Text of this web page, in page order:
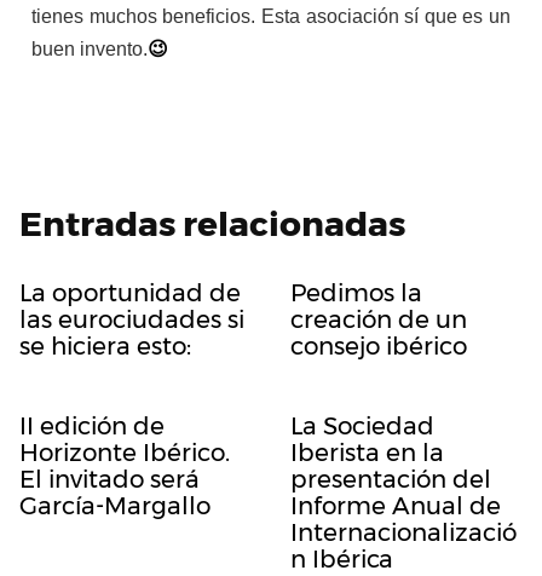
tienes muchos beneficios. Esta asociación sí que es un
buen invento.😉
Entradas relacionadas
La oportunidad de
las eurociudades si
se hiciera esto:
Pedimos la
creación de un
consejo ibérico
II edición de
Horizonte Ibérico.
El invitado será
García-Margallo
La Sociedad
Iberista en la
presentación del
Informe Anual de
Internacionalizació
n Ibérica